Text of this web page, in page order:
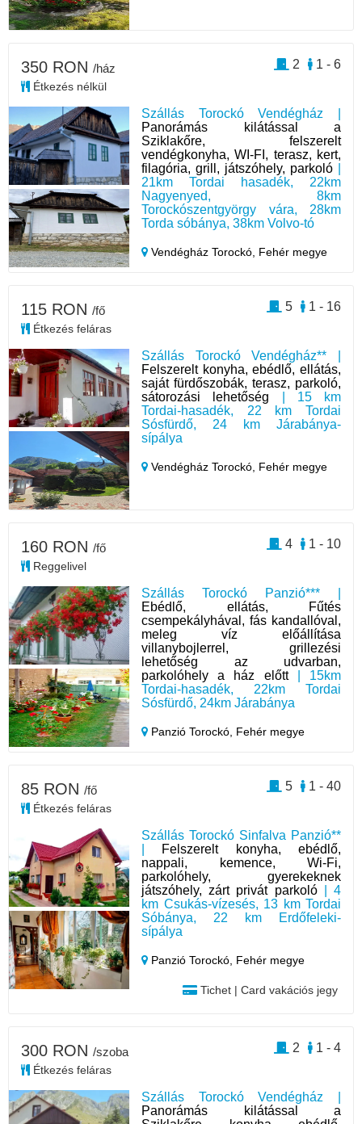
Szállás Torockó Vendégház |
Panorámás kilátással a
Sziklakőre, felszerelt
vendégkonyha, WI-FI, terasz, kert,
filagória, grill, játszóhely, parkoló
21km Tordai hasadék, 22km
Nagyenyed, 8km
Torockószentgyörgy vára, 28km
Torda sóbánya, 38km Volvo-tó
Vendégház Torockó, Fehér megye
350 RON /ház
Étkezés nélkül
1 - 6
2
Szállás Torockó Vendégház** |
Felszerelt konyha, ebédlő, ellátás,
saját fürdőszobák, terasz, parkoló,
sátorozási lehetőség | 15 km
Tordai-hasadék, 22 km Tordai
Sósfürdő, 24 km Járabánya-
sípálya
Vendégház Torockó, Fehér megye
115 RON /fő
Étkezés feláras
1 - 16
5
Szállás Torockó Panzió*** |
Ebédlő, ellátás, Fűtés
csempekályhával, fás kandallóval,
meleg víz előállítása
villanybojlerrel, grillezési
lehetőség az udvarban,
parkolóhely a ház előtt| 15km
Tordai-hasadék, 22km Tordai
Sósfürdő, 24km Járabánya
Panzió Torockó, Fehér megye
160 RON /fő
Reggelivel
1 - 10
4
Szállás Torockó Sinfalva Panzió**
Felszerelt konyha, ebédlő,
nappali, kemence, Wi-Fi,
parkolóhely, gyerekeknek
játszóhely, zárt privát parkoló| 4
km Csukás-vízesés, 13 km Tordai
Sóbánya, 22 km Erdőfeleki-
sípálya
Panzió Torockó, Fehér megye
Tichet | Card vakációs jegy
85 RON /fő
Étkezés feláras
1 - 40
5
Szállás Torockó Vendégház |
Panorámás kilátással a
300 RON /szoba
Étkezés feláras
1 - 4
2